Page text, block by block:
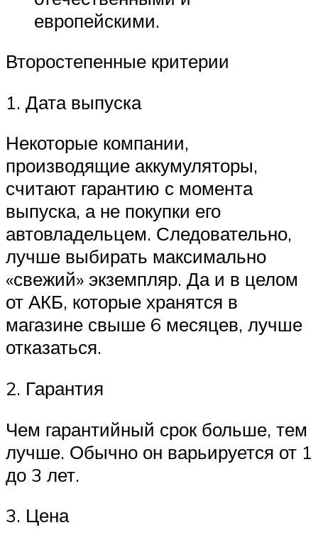
европейскими.
Второстепенные критерии
1. Дата выпуска
Некоторые компании,
производящие аккумуляторы,
считают гарантию с момента
выпуска, а не покупки его
автовладельцем. Следовательно,
лучше выбирать максимально
«свежий» экземпляр. Да и в целом
от АКБ, которые хранятся в
магазине свыше 6 месяцев, лучше
отказаться.
2. Гарантия
Чем гарантийный срок больше, тем
лучше. Обычно он варьируется от 1
до 3 лет.
3. Цена